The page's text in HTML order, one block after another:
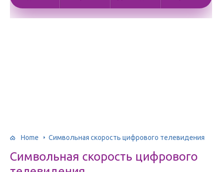
Home Символьная скорость цифрового телевидения
Символьная скорость цифрового